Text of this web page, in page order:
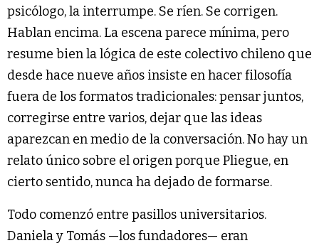
psicólogo, la interrumpe. Se ríen. Se corrigen.
Hablan encima. La escena parece mínima, pero
resume bien la lógica de este colectivo chileno que
desde hace nueve años insiste en hacer filosofía
fuera de los formatos tradicionales: pensar juntos,
corregirse entre varios, dejar que las ideas
aparezcan en medio de la conversación. No hay un
relato único sobre el origen porque Pliegue, en
cierto sentido, nunca ha dejado de formarse.
Todo comenzó entre pasillos universitarios.
Daniela y Tomás —los fundadores— eran